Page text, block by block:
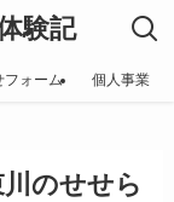
験記
フォーム 個人事業
のせせら